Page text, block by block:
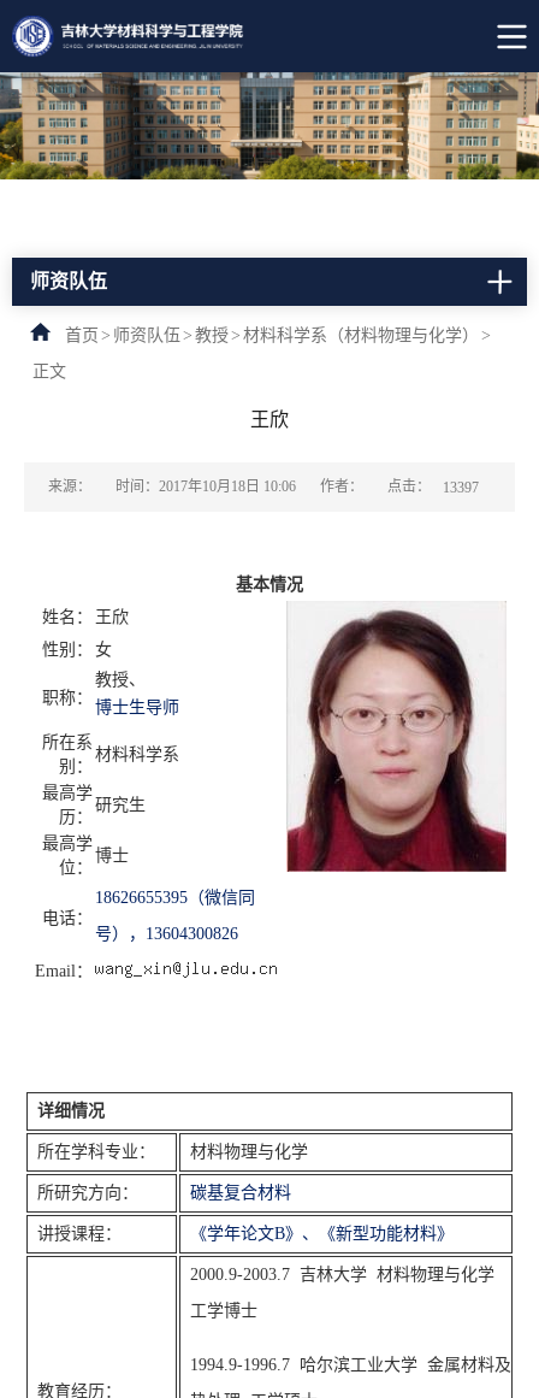
师资队伍
首页 > 师资队伍 > 教授> 材料科学系（材料物理与化学）
>
正文
王欣
来源： 时间：2017年10月18日 10:06 作者： 点击： 13397
基本情况
姓名：
王欣
性别：
女
职称：
教授、
博士生导师
所在系
别：
材料科学系
最高学
历：
研究生
最高学
位：
博士
电话：
18626655395（微信同
号），13604300826
Email：
详细情况
所在学科专业： 材料物理与化学
所研究方向： 碳基复合材料
讲授课程： 《学年论文B》、《新型功能材料》
教育经历：
2000.9-2003.7 吉林大学 材料物理与化学
工学博士
1994.9-1996.7 哈尔滨工业大学 金属材料及